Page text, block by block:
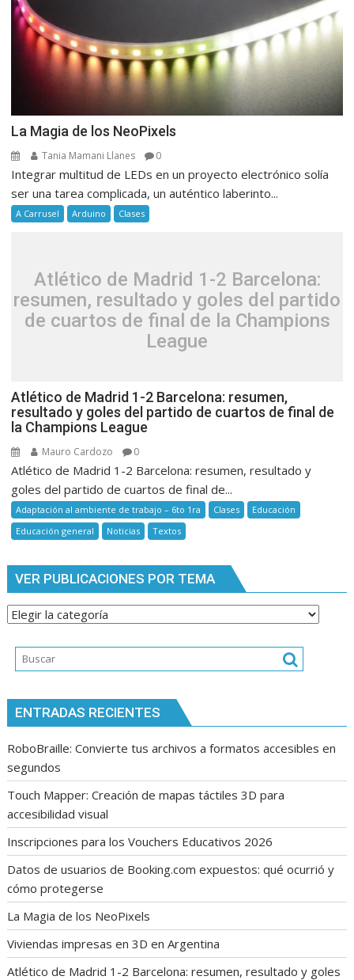
La Magia de los NeoPixels
Tania Mamani Llanes 0
Integrar multitud de LEDs en un proyecto electrónico solía
ser una tarea complicada, un auténtico laberinto...
A Carrusel Arduino Clases
Atlético de Madrid 1-2 Barcelona:
resumen, resultado y goles del partido
de cuartos de final de la Champions
League
Atlético de Madrid 1-2 Barcelona: resumen,
resultado y goles del partido de cuartos de final de
la Champions League
Mauro Cardozo 0
Atlético de Madrid 1-2 Barcelona: resumen, resultado y
goles del partido de cuartos de final de...
Adaptación al ambiente de trabajo – 6to 1ra Clases
Educación
Educación general
Noticias Textos
VER PUBLICACIONES POR TEMA
Ver
por
tema
ENTRADAS RECIENTES
RoboBraille: Convierte tus archivos a formatos accesibles en
segundos
Touch Mapper: Creación de mapas táctiles 3D para
accesibilidad visual
Inscripciones para los Vouchers Educativos 2026
Datos de usuarios de Booking.com expuestos: qué ocurrió y
cómo protegerse
La Magia de los NeoPixels
Viviendas impresas en 3D en Argentina
Atlético de Madrid 1-2 Barcelona: resumen, resultado y goles